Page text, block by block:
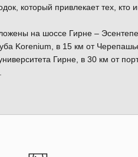
который привлекает тех, кто
на шоссе Гирне –
Korenium, в 15 км от
Гирне, в 30 км от